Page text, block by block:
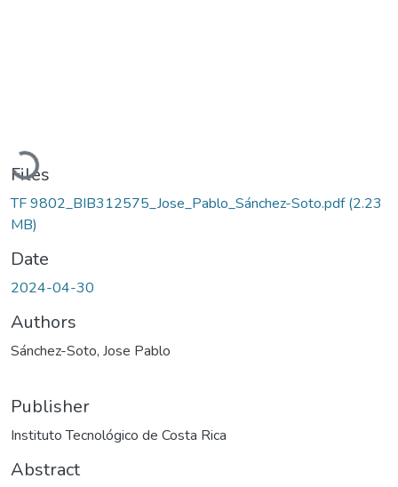
Loading...
Files
TF 9802_BIB312575_Jose_Pablo_Sánchez-Soto.pdf(2.23
MB)
Date
2024-04-30
Authors
Sánchez-Soto, Jose Pablo
Publisher
Instituto Tecnológico de Costa Rica
Abstract